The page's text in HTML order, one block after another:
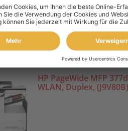
HP PageWide MFP
WLAN, Duplex,